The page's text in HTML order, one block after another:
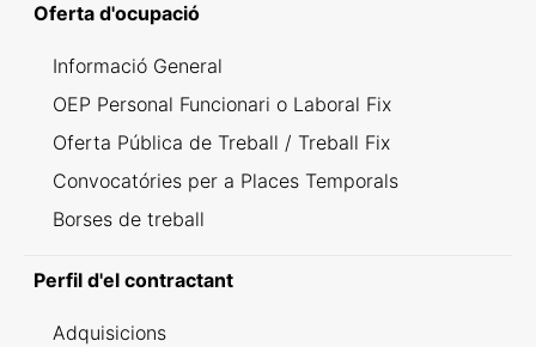
Oferta d'ocupació
Informació General
OEP Personal Funcionari o Laboral Fix
Oferta Pública de Treball / Treball Fix
Convocatóries per a Places Temporals
Borses de treball
Perfil d'el contractant
Adquisicions